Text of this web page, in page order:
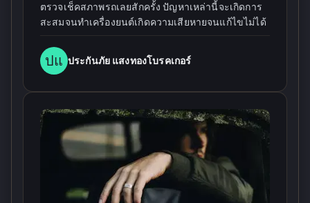
ตรวจเช็คสภาพรถเลยสักครั้ง ปัญหาเหล่านี้จะเกิดการ
สะสมจนทำเครื่องยนต์เกิดความเสียหายจนแก้ไขไม่ได้
ปแ ประกันภัย แสงทองโบรคเกอร์